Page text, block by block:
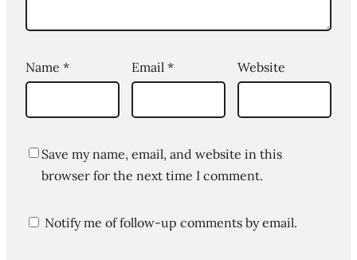
Name * Email * Website
Save my name, email, and website in this
browser for the next time I comment.
Notify me of follow-up comments by email.